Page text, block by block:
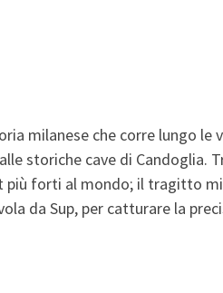
milanese che corre lungo le
storiche cave di Candoglia.
più forti al mondo; il tragitto
da Sup, per catturare la